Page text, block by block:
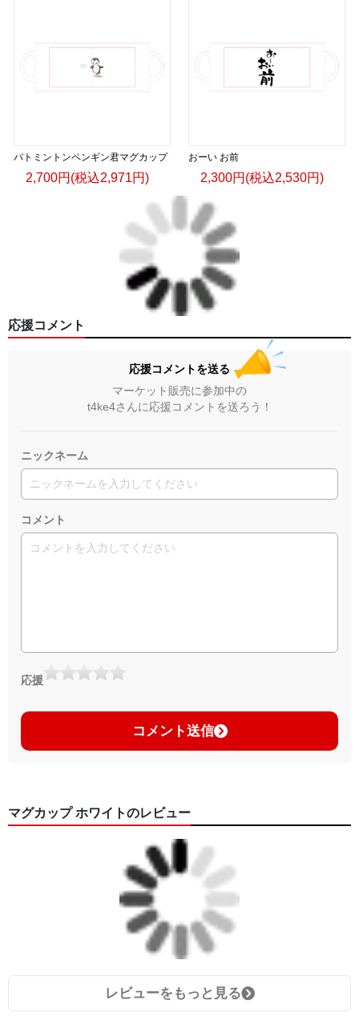
バトミントンペンギン君マグカップ
2,700円(税込2,971円)
おーい お前
2,300円(税込2,530円)
応援コメント
応援コメントを送る
マーケット販売に参加中の
t4ke4さんに応援コメントを送ろう！
ニックネーム
コメント
応援
コメント送信
マグカップ ホワイトのレビュー
レビューをもっと見る